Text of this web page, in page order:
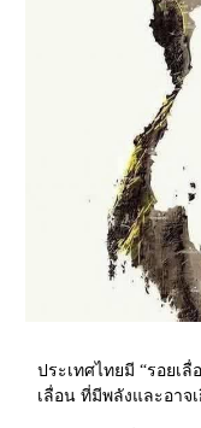
ประเทศไทยมี “รอยเ
เลื่อน ที่มีพลังและอา